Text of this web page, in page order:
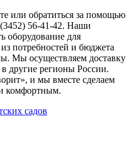
или обратиться за помощью
(3452) 56-41-42. Наши
оборудование для
потребностей и бюджета
Мы осуществляем доставку
другие регионы России.
и мы вместе сделаем
комфортным.
садов